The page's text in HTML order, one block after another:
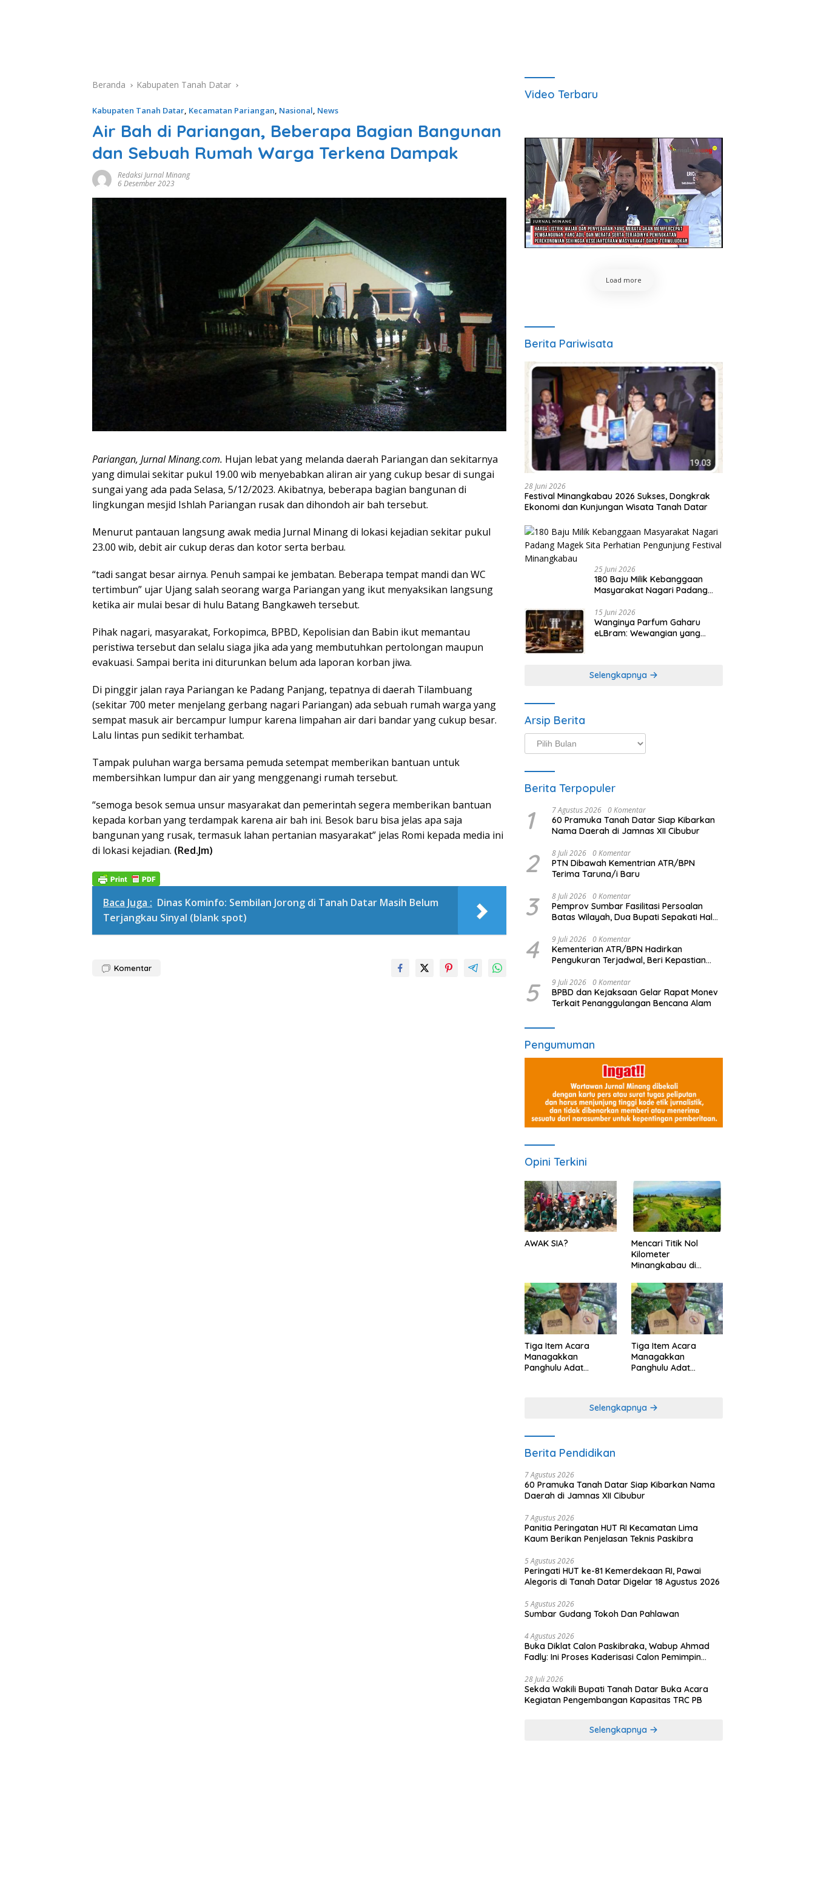
Beranda Kabupaten Tanah Datar
Kabupaten Tanah Datar, Kecamatan Pariangan, Nasional, News
Air Bah di Pariangan, Beberapa Bagian Bangunan
dan Sebuah Rumah Warga Terkena Dampak
Redaksi Jurnal Minang
6 Desember 2023
Pariangan, Jurnal Minang.com. Hujan lebat yang melanda daerah Pariangan dan sekitarnya
yang dimulai sekitar pukul 19.00 wib menyebabkan aliran air yang cukup besar di sungai
sungai yang ada pada Selasa, 5/12/2023. Akibatnya, beberapa bagian bangunan di
lingkungan mesjid Ishlah Pariangan rusak dan dihondoh air bah tersebut.
Menurut pantauan langsung awak media Jurnal Minang di lokasi kejadian sekitar pukul
23.00 wib, debit air cukup deras dan kotor serta berbau.
“tadi sangat besar airnya. Penuh sampai ke jembatan. Beberapa tempat mandi dan WC
tertimbun” ujar Ujang salah seorang warga Pariangan yang ikut menyaksikan langsung
ketika air mulai besar di hulu Batang Bangkaweh tersebut.
Pihak nagari, masyarakat, Forkopimca, BPBD, Kepolisian dan Babin ikut memantau
peristiwa tersebut dan selalu siaga jika ada yang membutuhkan pertolongan maupun
evakuasi. Sampai berita ini diturunkan belum ada laporan korban jiwa.
Di pinggir jalan raya Pariangan ke Padang Panjang, tepatnya di daerah Tilambuang
(sekitar 700 meter menjelang gerbang nagari Pariangan) ada sebuah rumah warga yang
sempat masuk air bercampur lumpur karena limpahan air dari bandar yang cukup besar.
Lalu lintas pun sedikit terhambat.
Tampak puluhan warga bersama pemuda setempat memberikan bantuan untuk
membersihkan lumpur dan air yang menggenangi rumah tersebut.
“semoga besok semua unsur masyarakat dan pemerintah segera memberikan bantuan
kepada korban yang terdampak karena air bah ini. Besok baru bisa jelas apa saja
bangunan yang rusak, termasuk lahan pertanian masyarakat” jelas Romi kepada media ini
di lokasi kejadian. (Red.Jm)
Baca Juga : Dinas Kominfo: Sembilan Jorong di Tanah Datar Masih Belum
Terjangkau Sinyal (blank spot)
Komentar
Video Terbaru
Load more
Berita Pariwisata
28 Juni 2026
Festival Minangkabau 2026 Sukses, Dongkrak
Ekonomi dan Kunjungan Wisata Tanah Datar
25 Juni 2026
180 Baju Milik Kebanggaan
Masyarakat Nagari Padang
Pengunjung Festival
Minangkabau
15 Juni 2026
Wanginya Parfum Gaharu
eLBram: Wewangian yang
Selengkapnya
Arsip Berita
Arsip
Berita
Berita Terpopuler
1 7 Agustus 2026 0 Komentar
60 Pramuka Tanah Datar Siap Kibarkan
Nama Daerah di Jamnas XII Cibubur
2 8 Juli 2026 0 Komentar
PTN Dibawah Kementrian ATR/BPN
Terima Taruna/i Baru
3 8 Juli 2026 0 Komentar
Pemprov Sumbar Fasilitasi Persoalan
Batas Wilayah, Dua Bupati Sepakati Hal
4 9 Juli 2026 0 Komentar
Kementerian ATR/BPN Hadirkan
Pengukuran Terjadwal, Beri Kepastian
5 9 Juli 2026 0 Komentar
BPBD dan Kejaksaan Gelar Rapat Monev
Terkait Penanggulangan Bencana Alam
Pengumuman
Opini Terkini
AWAK SIA?
Mencari Titik Nol
Kilometer
Minangkabau di
Dimanakah Lokasi
nya?
Tiga Item Acara
Managakkan
Panghulu Adat
Tiga Item Acara
Managakkan
Panghulu Adat
Selengkapnya
Berita Pendidikan
7 Agustus 2026
60 Pramuka Tanah Datar Siap Kibarkan Nama
Daerah di Jamnas XII Cibubur
7 Agustus 2026
Panitia Peringatan HUT RI Kecamatan Lima
Kaum Berikan Penjelasan Teknis Paskibra
5 Agustus 2026
Peringati HUT ke-81 Kemerdekaan RI, Pawai
Alegoris di Tanah Datar Digelar 18 Agustus 2026
5 Agustus 2026
Sumbar Gudang Tokoh Dan Pahlawan
4 Agustus 2026
Buka Diklat Calon Paskibraka, Wabup Ahmad
Fadly: Ini Proses Kaderisasi Calon Pemimpin
28 Juli 2026
Sekda Wakili Bupati Tanah Datar Buka Acara
Kegiatan Pengembangan Kapasitas TRC PB
Selengkapnya